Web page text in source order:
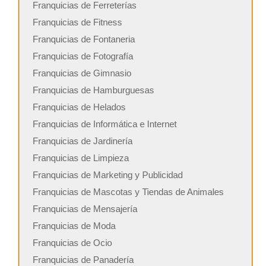
Franquicias de Ferreterías
Franquicias de Fitness
Franquicias de Fontaneria
Franquicias de Fotografía
Franquicias de Gimnasio
Franquicias de Hamburguesas
Franquicias de Helados
Franquicias de Informática e Internet
Franquicias de Jardinería
Franquicias de Limpieza
Franquicias de Marketing y Publicidad
Franquicias de Mascotas y Tiendas de Animales
Franquicias de Mensajería
Franquicias de Moda
Franquicias de Ocio
Franquicias de Panadería